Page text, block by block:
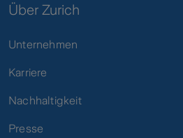
Über Zurich
Unternehmen
Karriere
Nachhaltigkeit
Presse